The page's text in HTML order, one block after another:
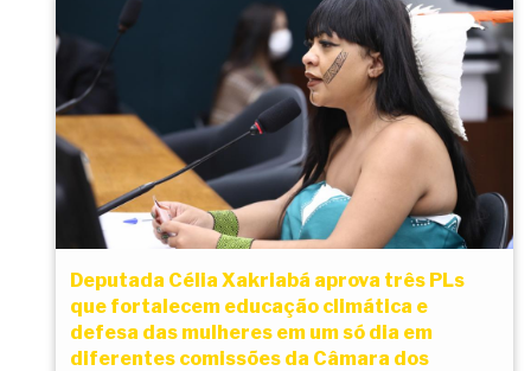
Deputada Célia Xakriabá aprova três PLs
que fortalecem educação climática e
defesa das mulheres em um só dia em
diferentes comissões da Câmara dos